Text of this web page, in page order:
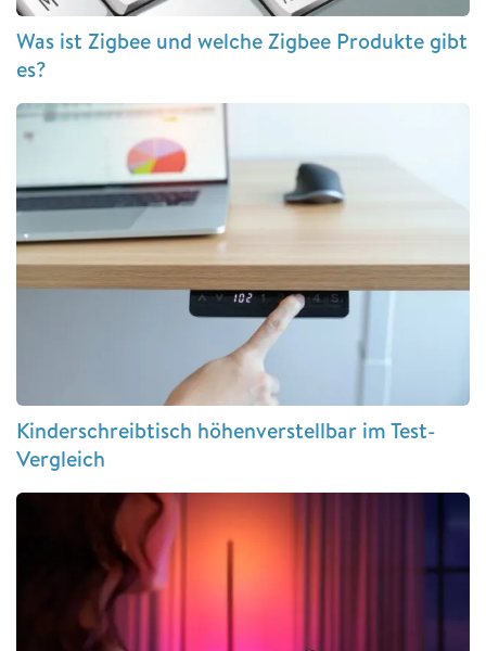
Was ist Zigbee und welche Zigbee Produkte gibt
es?
Kinderschreibtisch höhenverstellbar im Test-
Vergleich